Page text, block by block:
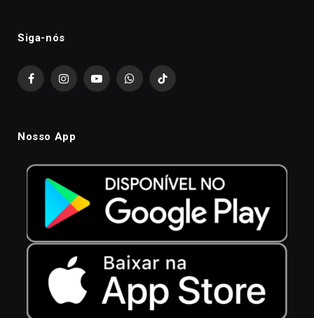
Siga-nós
FacebookInstagramYouTubeWhatsAppTikTok
Nosso App